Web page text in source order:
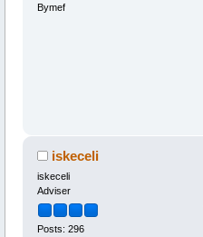
Bymef
iskeceli
iskeceli
Adviser
Posts: 296